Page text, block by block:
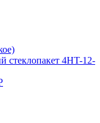
стеклопакет 4HT-12-